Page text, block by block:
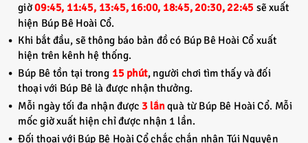
giờ09:45, 11:45, 13:45, 16:00, 18:45, 20:30, 22:45 sẽ xuất
hiện Búp Bê Hoài Cổ.
Khi bắt đầu, sẽ thông báo bản đồ có Búp Bê Hoài Cổ xuất
hiện trên kênh hệ thống.
Búp Bê tồn tại trong 15 phút, người chơi tìm thấy và đối
thoại với Búp Bê là được nhận thưởng.
Mỗi ngày tối đa nhận được 3 lầnquà từ Búp Bê Hoài Cổ. Mỗi
mốc giờ xuất hiện chỉ được nhận 1 lần.
Đối thoại với Búp Bê Hoài Cổ chắc chắn nhận Túi Nguyên